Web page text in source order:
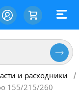
и расходники
/
155/215/260